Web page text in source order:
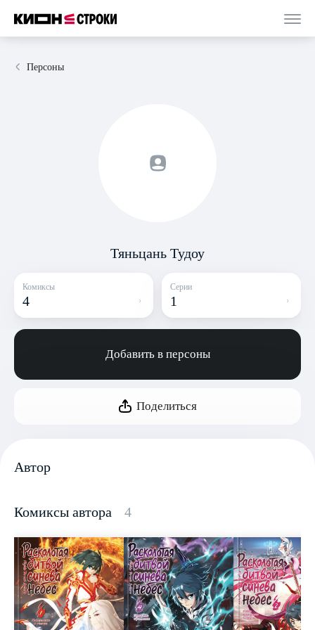
Персоны
Тяньцань Тудоу
Комиксы
4
Серии
1
Добавить в персоны
Поделиться
Автор
Комиксы автора 4